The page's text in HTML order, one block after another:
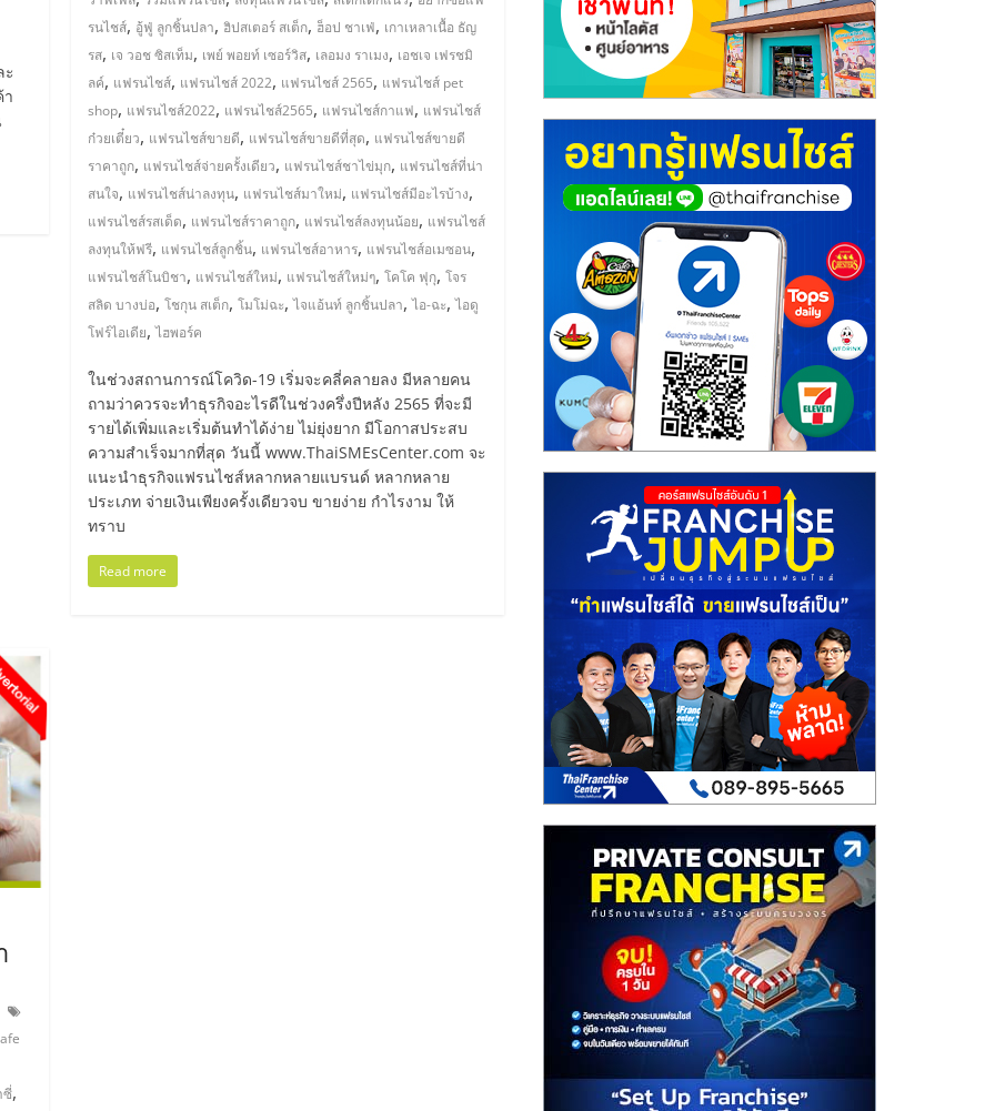
ะ
รนไชส์, อู้ฟู่ ลูกชิ้นปลา,ฮิปสเตอร์ สเต็ก, ฮ็อป ชาเฟ่, เกาเหลาเนื้อ ธัญ
รส, เจ วอช ซิสเท็ม, เพย์ พอยท์ เซอร์วิส, เลอมง ราเมง, เอชเจ เฟรชมิ
ลค์, แฟรนไชส์, แฟรนไชส์ 2022, แฟรนไชส์ 2565, แฟรนไชส์ pet
shop, แฟรนไชส์2022, แฟรนไชส์2565, แฟรนไชส์กาแฟ, แฟรนไชส์
ก๋วยเตี๋ยว, แฟรนไชส์ขายดี, แฟรนไชส์ขายดีที่สุด, แฟรนไชส์ขายดี
ราคาถูก, แฟรนไชส์จ่ายครั้งเดียว, แฟรนไชส์ชาไข่มุก, แฟรนไชส์ที่น่า
สนใจ, แฟรนไชส์น่าลงทุน, แฟรนไชส์มาใหม่, แฟรนไชส์มีอะไรบ้าง,
แฟรนไชส์รสเด็ด, แฟรนไชส์ราคาถูก, แฟรนไชส์ลงทุนน้อย, แฟรนไชส์
ลงทุนให้ฟรี, แฟรนไชส์ลูกชิ้น, แฟรนไชส์อาหาร, แฟรนไชส์อเมซอน,
แฟรนไชส์โนบิชา, แฟรนไชส์ใหม่, แฟรนไชส์ใหม่ๆ,โคโค ฟุกุ,โจร
สลิด บางบ่อ,โชกุน สเต็ก,โมโม่ฉะ,ไจแอ้นท์ ลูกชิ้นปลา,ไอ-ฉะ,ไอดู
โฟร์ไอเดีย,ไฮพอร์ค
ในช่วงสถานการณ์โควิด-19 เริ่มจะคลี่คลายลง มีหลายคน
ถามว่าควรจะทำธุรกิจอะไรดีในช่วงครึ่งปีหลัง 2565 ที่จะมี
รายได้เพิ่มและเริ่มต้นทำได้ง่าย ไม่ยุ่งยาก มีโอกาสประสบ
ความสำเร็จมากที่สุด วันนี้ www.ThaiSMEsCenter.com จะ
แนะนำธุรกิจแฟรนไชส์หลากหลายแบรนด์ หลากหลาย
ประเภท จ่ายเงินเพียงครั้งเดียวจบ ขายง่าย กำไรงาม ให้
ทราบ
Read more
ซี่,